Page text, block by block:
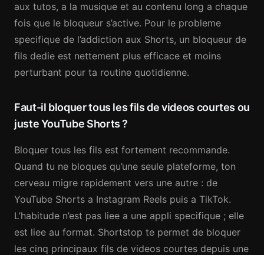
aux tutos, a la musique et au contenu long a chaque
fois que le bloqueur s’active. Pour le probleme
specifique de l’addiction aux Shorts, un bloqueur de
fils dedie est nettement plus efficace et moins
perturbant pour ta routine quotidienne.
Faut-il bloquer tous les fils de videos courtes ou
juste YouTube Shorts ?
Bloquer tous les fils est fortement recommande.
Quand tu ne bloques qu’une seule plateforme, ton
cerveau migre rapidement vers une autre : de
YouTube Shorts a Instagram Reels puis a TikTok.
L’habitude n’est pas liee a une appli specifique ; elle
est liee au format. Shortstop te permet de bloquer
les cinq principaux fils de videos courtes depuis une